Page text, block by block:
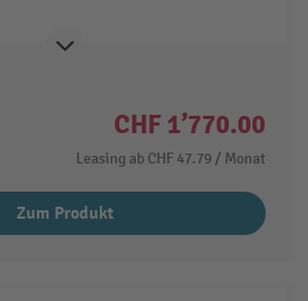
CHF 1’770.00
Leasing ab CHF 47.79 / Monat
Zum Produkt